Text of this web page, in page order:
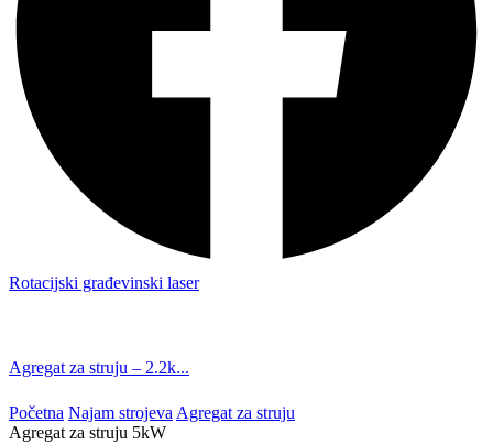
Rotacijski građevinski laser
Agregat za struju – 2.2k...
Početna Najam strojeva Agregat za struju
Agregat za struju 5kW